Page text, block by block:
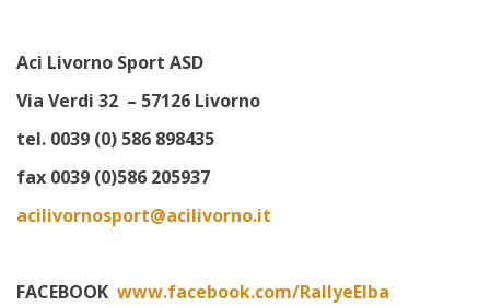
Aci Livorno Sport ASD
Via Verdi 32 – 57126 Livorno
tel. 0039 (0) 586 898435
fax 0039 (0)586 205937
acilivornosport@acilivorno.it
FACEBOOK www.facebook.com/RallyeElba